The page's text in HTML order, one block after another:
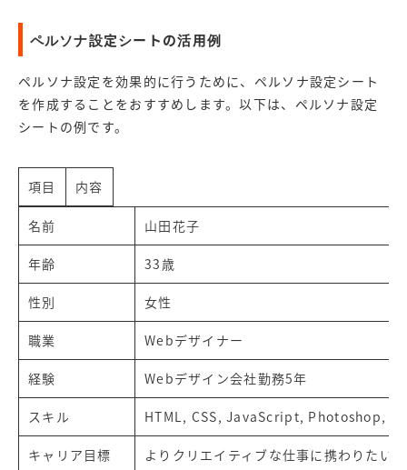
ペルソナ設定シートの活用例
ペルソナ設定を効果的に行うために、ペルソナ設定シート
を作成することをおすすめします。以下は、ペルソナ設定
シートの例です。
項目 内容
名前 山田花子
年齢 33歳
性別 女性
職業 Webデザイナー
経験 Webデザイン会社勤務5年
スキル HTML, CSS, JavaScript, Photoshop,
キャリア目標 よりクリエイティブな仕事に携わりたい